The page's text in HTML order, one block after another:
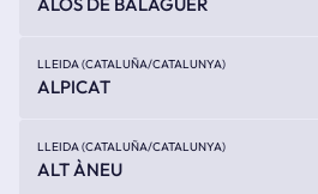
LLEIDA (CATALUÑA/CATALUNYA)
ALPICAT
LLEIDA (CATALUÑA/CATALUNYA)
ALT ÀNEU